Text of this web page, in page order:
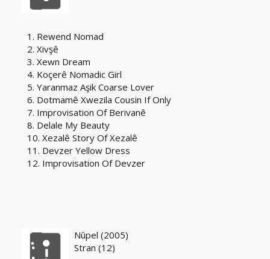
1. Rewend Nomad
2. Xivşê
3. Xewn Dream
4. Koçerê Nomadic Girl
5. Yaranmaz Aşik Coarse Lover
6. Dotmamê Xwezila Cousin If Only
7. Improvisation Of Berivanê
8. Delale My Beauty
10. Xezalê Story Of Xezalê
11. Devzer Yellow Dress
12. Improvisation Of Devzer
Nûpel (2005)
Stran (12)